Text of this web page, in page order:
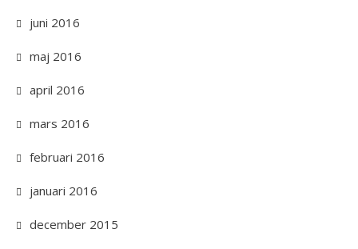
juni 2016
maj 2016
april 2016
mars 2016
februari 2016
januari 2016
december 2015